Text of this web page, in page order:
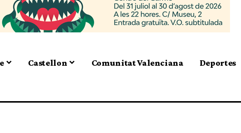
Castellon Comunitat Valenciana Deportes